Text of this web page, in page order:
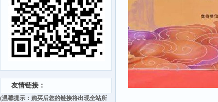
友情链接：
(温馨提示：购买后您的链接将出现全站所